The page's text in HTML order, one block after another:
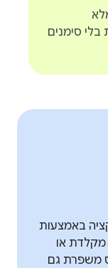
סימנים
באמצעות
מקלדת או
משפרת גם